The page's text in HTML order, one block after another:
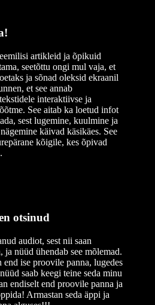
artikleid ja õpikuid
seetõttu ongi mul vaja, et
ja sõnad oleksid ekraanil
et see annab
interaktiivse ja
See aitab ka loetud infot
sest lugemine, kuulmine ja
käivad käsikäes. See
kõigile, kes õpivad
otsinud
audiot, sest nii saan
nüüd ühendab see mõlemad.
end ise proovile panna, lugedes
saab keegi teine seda minu
endiselt end proovile panna ja
Armastan seda äppi ja